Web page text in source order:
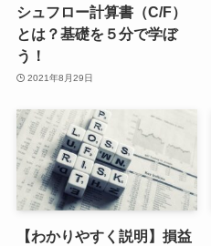
シュフロー計算書（C/F）
とは？基礎を５分で学ぼ
う！
2021年8月29日
【わかりやすく説明】損益